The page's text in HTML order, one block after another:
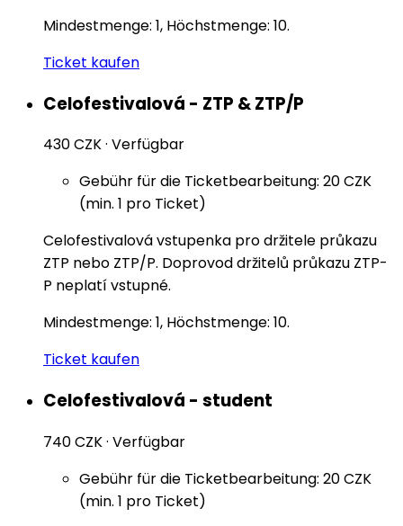
Mindestmenge: 1, Höchstmenge: 10.
Ticket kaufen
Celofestivalová - ZTP & ZTP/P
430 CZK· Verfügbar
Gebühr für die Ticketbearbeitung: 20 CZK
(min. 1 pro Ticket)
Celofestivalová vstupenka pro držitele průkazu
ZTP nebo ZTP/P. Doprovod držitelů průkazu ZTP-
P neplatí vstupné.
Mindestmenge: 1, Höchstmenge: 10.
Ticket kaufen
Celofestivalová - student
740 CZK· Verfügbar
Gebühr für die Ticketbearbeitung: 20 CZK
(min. 1 pro Ticket)